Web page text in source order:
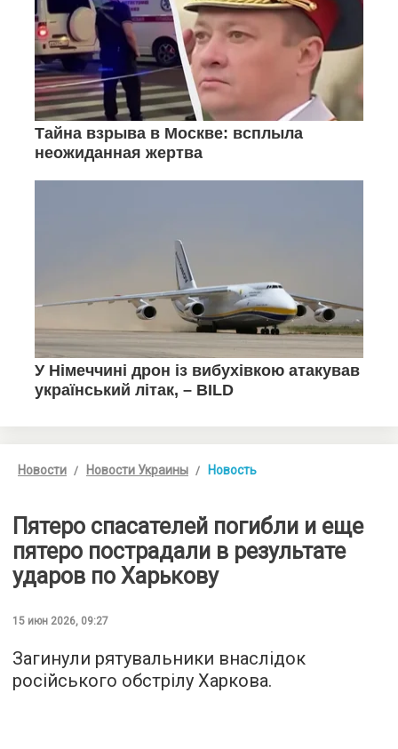
Новости Новости Украины Новость
Пятеро спасателей погибли и еще
пятеро пострадали в результате
ударов по Харькову
15 июн 2026, 09:27
Загинули рятувальники внаслідок
російського обстрілу Харкова.